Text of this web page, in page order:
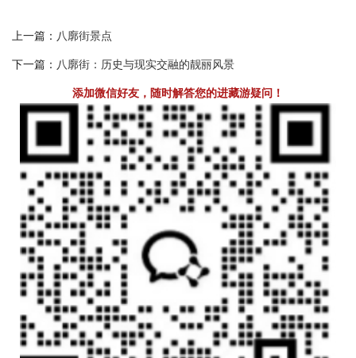
上一篇： 八廓街景点
下一篇： 八廓街：历史与现实交融的靓丽风景
添加微信好友，随时解答您的进藏游疑问！